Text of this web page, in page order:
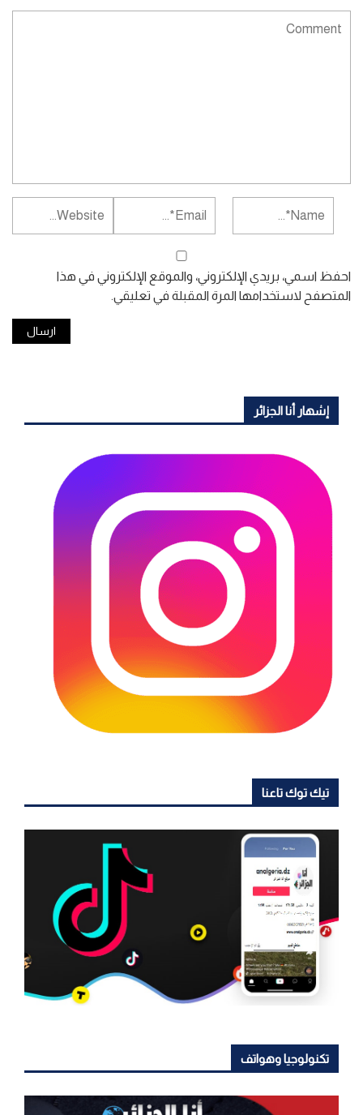
احفظ اسمي، بريدي الإلكتروني، والموقع الإلكتروني في هذا
المتصفح لاستخدامها المرة المقبلة في تعليقي.
إشهار أنا الجزائر
تيك توك تاعنا
تكنولوجيا وهواتف